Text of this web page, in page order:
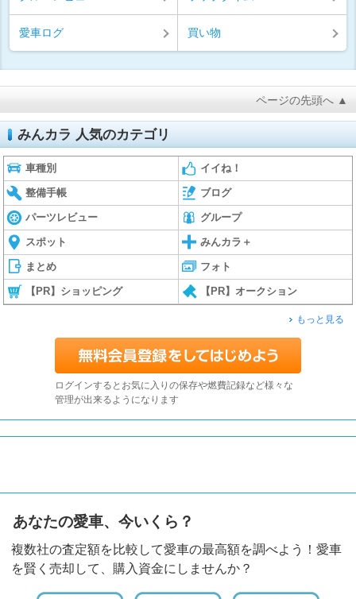
愛車ログ 買い物
ページの先頭へ ▲
みんカラ 人気のカテゴリ
車種別 イイね！
整備手帳 ブログ
パーツレビュー グループ
スポット みんカラ＋
まとめ フォト
【PR】ショッピング 【PR】オークション
もっと見る
ログインするとお気に入りの保存や燃費記録など様々な
管理が出来るようになります
あなたの愛車、今いくら？
複数社の査定額を比較して愛車の最高額を調べよう！愛車
を賢く売却して、購入資金にしませんか？